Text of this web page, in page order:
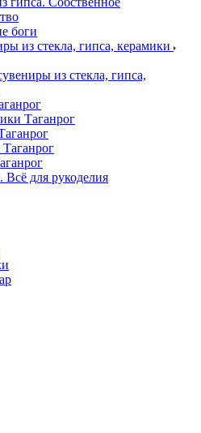
боги
из стекла, гипса, керамики
из стекла, гипса,
Таганрог
Всё для рукоделия